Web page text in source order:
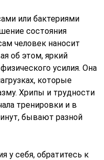
или бактериями
состояния
человек наносит
об этом, яркий
усилия. Она
которые
Хрипы и трудности
тренировки и в
бывают разной
у себя, обратитесь к